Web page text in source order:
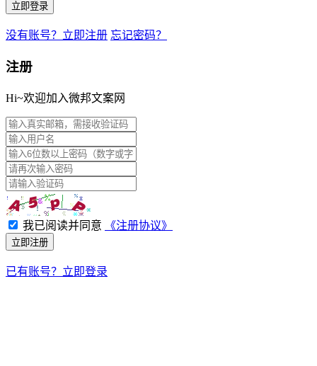
立即登录
没有账号？立即注册 忘记密码？
注册
Hi~欢迎加入微邦文案网
我已阅读并同意 《注册协议》
立即注册
已有账号？立即登录